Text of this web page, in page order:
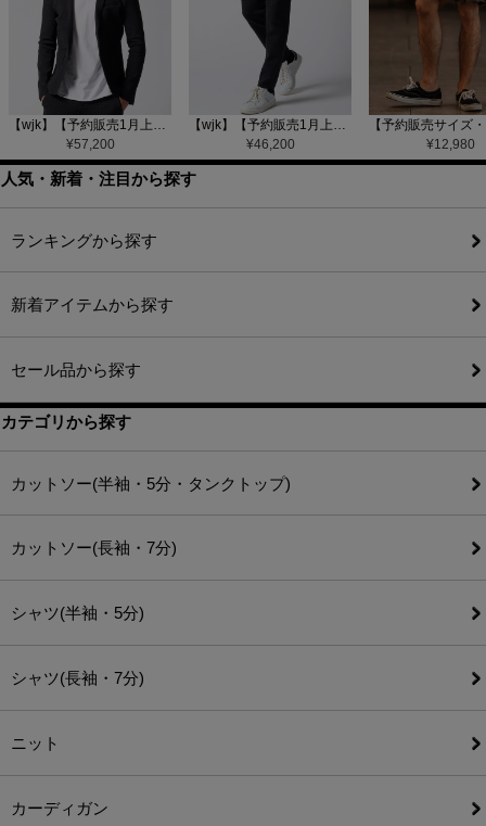
【wjk】【予約販売1月上旬～中旬入荷】function knit jacket(jacquard check) ニットジャケット(207 mw08j)
¥57,200
【wjk】【予約販売1月上旬～中旬入荷】function knit easy slacks(jacquard check) ニットイージーパンツ(504 mw08j)
¥46,200 ¥12,980
人気・新着・注目から探す
ランキングから探す
新着アイテムから探す
セール品から探す
カテゴリから探す
カットソー(半袖・5分・タンクトップ)
カットソー(長袖・7分)
シャツ(半袖・5分)
シャツ(長袖・7分)
ニット
カーディガン